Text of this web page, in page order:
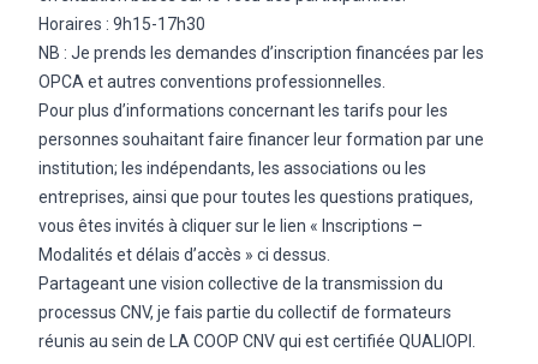
Horaires : 9h15-17h30
NB : Je prends les demandes d’inscription financées par les
OPCA et autres conventions professionnelles.
Pour plus d’informations concernant les tarifs pour les
personnes souhaitant faire financer leur formation par une
institution; les indépendants, les associations ou les
entreprises, ainsi que pour toutes les questions pratiques,
vous êtes invités à cliquer sur le lien « Inscriptions –
Modalités et délais d’accès » ci dessus.
Partageant une vision collective de la transmission du
processus CNV, je fais partie du collectif de formateurs
réunis au sein de LA COOP CNV qui est certifiée QUALIOPI.